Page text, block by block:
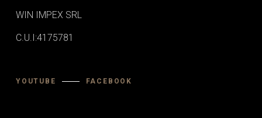
WIN IMPEX SRL
C.U.I:4175781
YOUTUBE FACEBOOK